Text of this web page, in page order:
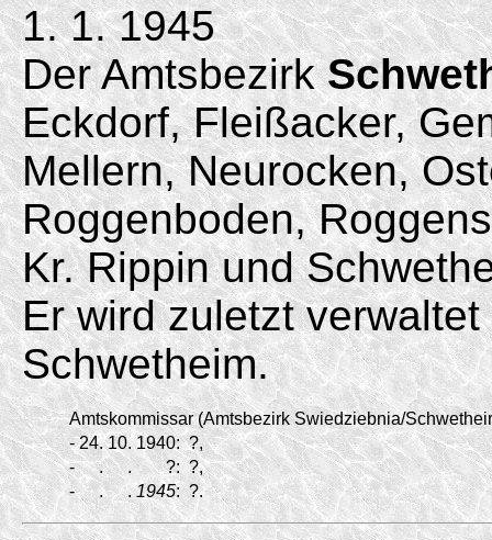
1. 1. 1945
Der Amtsbezirk
Eckdorf, Fleißacker,
Mellern, Neurocken,
Roggenboden,
Kr. Rippin und
Er wird zuletzt
Schwetheim.
Amtskommissar (Amtsbezirk Swiedziebnia/
- 24. 10. 1940: ?,
-
. . ?: ?,
-
. . 1945: ?.